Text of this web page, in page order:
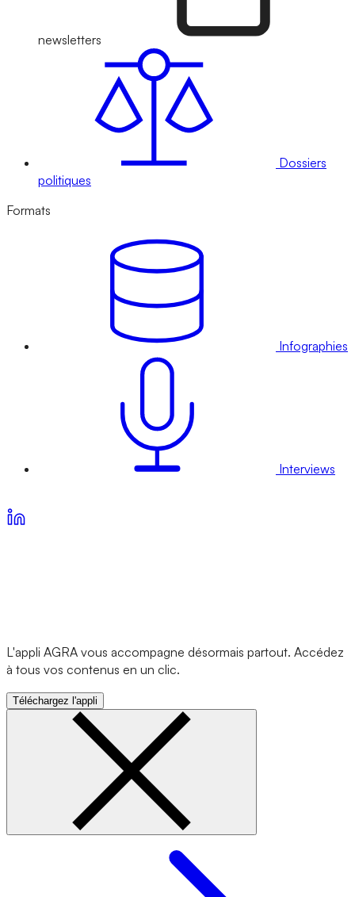
newsletters
Dossiers
politiques
Formats
Infographies
Interviews
L'appli AGRA vous accompagne désormais partout. Accédez
à tous vos contenus en un clic.
Téléchargez l'appli